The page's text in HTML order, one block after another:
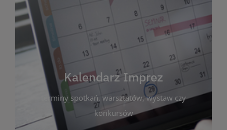
Kalendarz Imprez
terminy spotkań, warsztatów, wystaw czy
konkursów
Kalendarz Imprez
Zakładka ta gromadzi wszystkie planowane
wydarzenia kulturalne i edukacyjne organizowane
przez bibliotekę. Możesz tu sprawdzić terminy
spotkań, warsztatów, wystaw czy konkursów.
Dzięki przejrzystemu kalendarzowi łatwo
zaplanujesz udział w interesujących Cię
wydarzeniach. Aktualizujemy harmonogram na
bieżąco, by zawsze był zgodny z planem pracy